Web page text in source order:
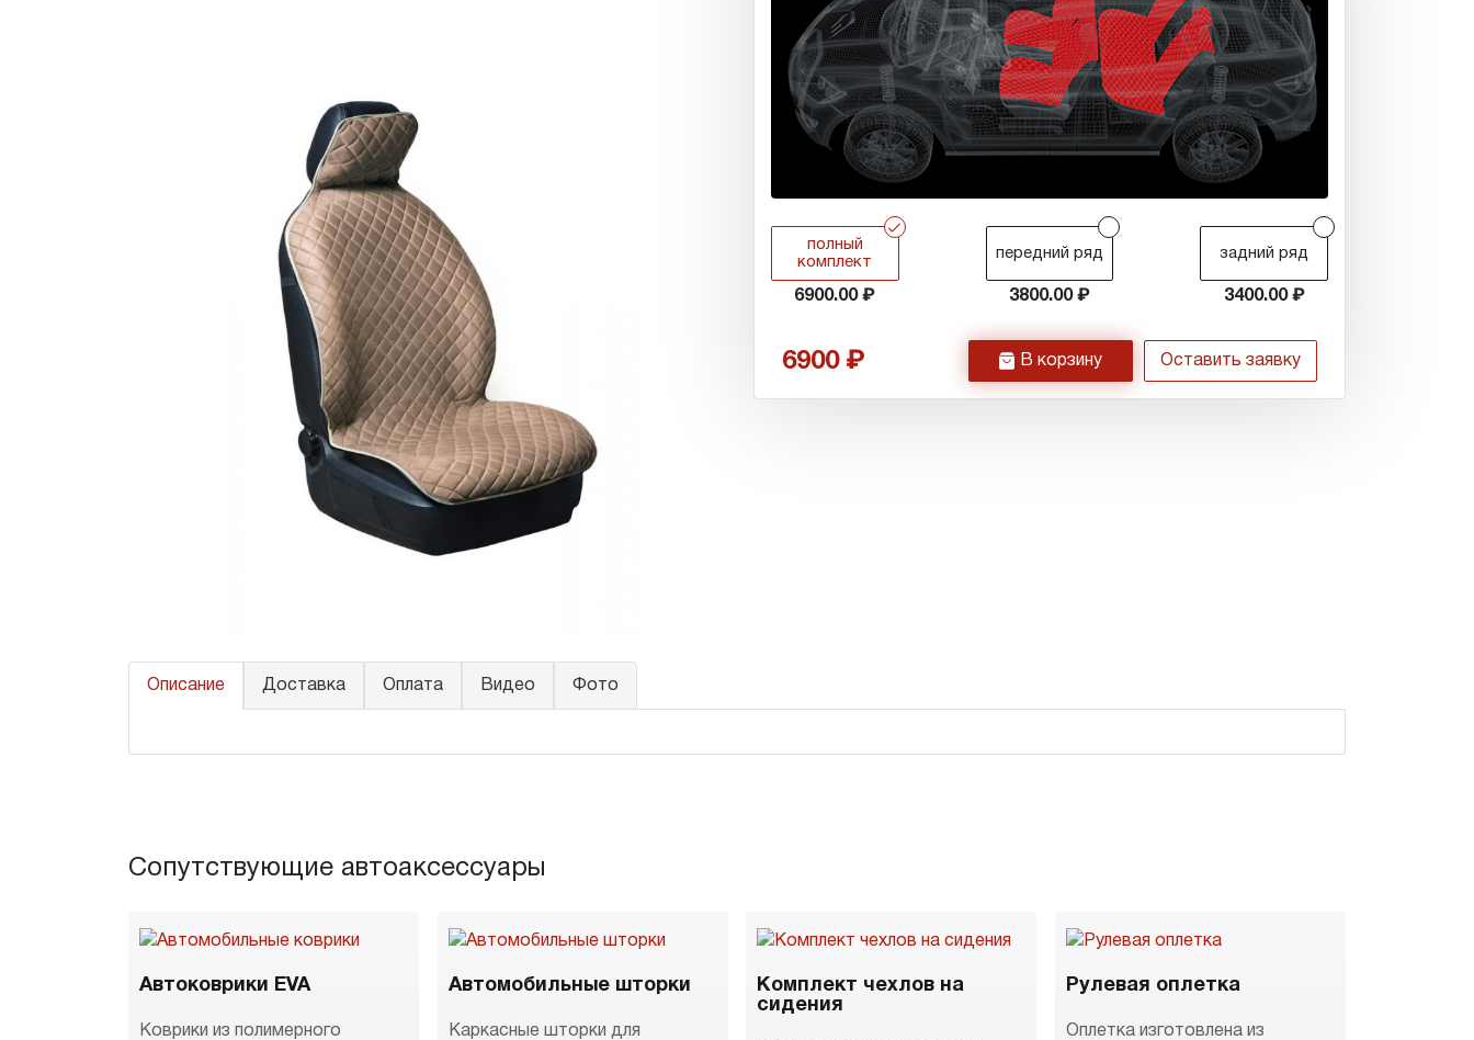
r
полный
комплект
6900.00
передний ряд
3800.00
задний ряд
3400.00
6900 h В корзину Оставить заявку
Описание Доставка Оплата Видео Фото
Сопутствующие автоаксессуары
Автоковрики EVA
Коврики из полимерного
Автомобильные шторки
Каркасные шторки для
Комплект чехлов на
сидения
Рулевая оплетка
Оплетка изготовлена из